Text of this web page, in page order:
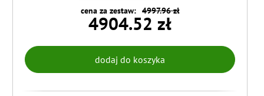
4997.96 zł
cena za zestaw:
4904.52 zł